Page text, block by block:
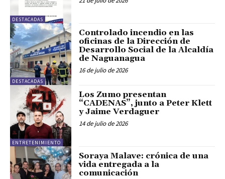
DESTACADAS
DESTACADAS
Controlado incendio en las
oficinas de la Dirección de
Desarrollo Social de la Alcaldía
de Naguanagua
16 de julio de 2026
ENTRETENIMIENTO
Los Zumo presentan
“CADENAS”, junto a Peter Klett
y Jaime Verdaguer
14 de julio de 2026
Soraya Malave: crónica de una
vida entregada a la
comunicación